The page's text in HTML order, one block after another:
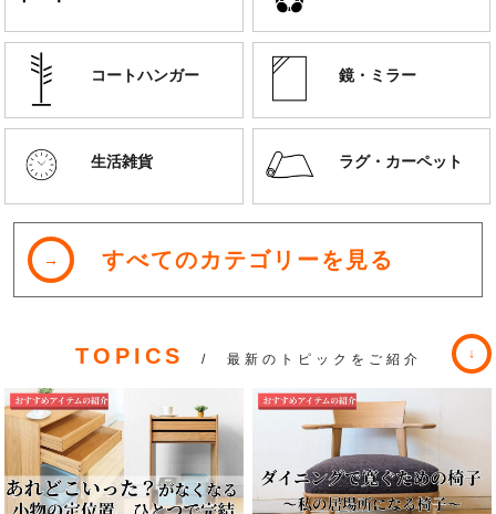
コートハンガー 鏡・ミラー
生活雑貨 ラグ・カーペット
すべてのカテゴリーを見る
TOPICS / 最新のトピックをご紹介